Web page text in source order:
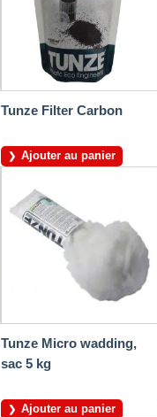
Tunze Filter Carbon
Ajouter au panier
Tunze Micro wadding,
sac 5 kg
Ajouter au panier